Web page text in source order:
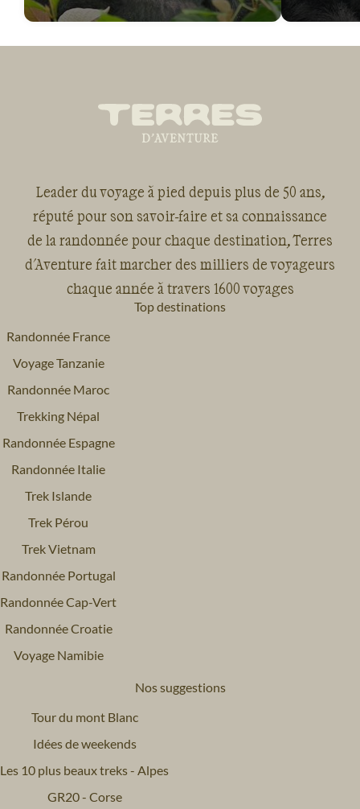
Leader du voyage à pied depuis plus de 50 ans,
réputé pour son savoir-faire et sa connaissance
de la randonnée pour chaque destination, Terres
d'Aventure fait marcher des milliers de voyageurs
chaque année à travers 1600 voyages
Top destinations
Randonnée France
Voyage Tanzanie
Randonnée Maroc
Trekking Népal
Randonnée Espagne
Randonnée Italie
Trek Islande
Trek Pérou
Trek Vietnam
Randonnée Portugal
Randonnée Cap-Vert
Randonnée Croatie
Voyage Namibie
Nos suggestions
Tour du mont Blanc
Idées de weekends
Les 10 plus beaux treks - Alpes
GR20 - Corse